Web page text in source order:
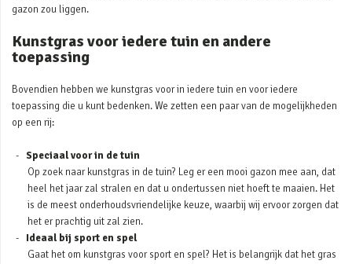
gazon zou liggen.
Kunstgras voor iedere tuin en andere
toepassing
Bovendien hebben we kunstgras voor in iedere tuin en voor iedere
toepassing die u kunt bedenken. We zetten een paar van de mogelijkheden
op een rij:
Speciaal voor in de tuin
Op zoek naar kunstgras in de tuin? Leg er een mooi gazon mee aan, dat
heel het jaar zal stralen en dat u ondertussen niet hoeft te maaien. Het
is de meest onderhoudsvriendelijke keuze, waarbij wij ervoor zorgen dat
het er prachtig uit zal zien.
Ideaal bij sport en spel
Gaat het om kunstgras voor sport en spel? Het is belangrijk dat het gras